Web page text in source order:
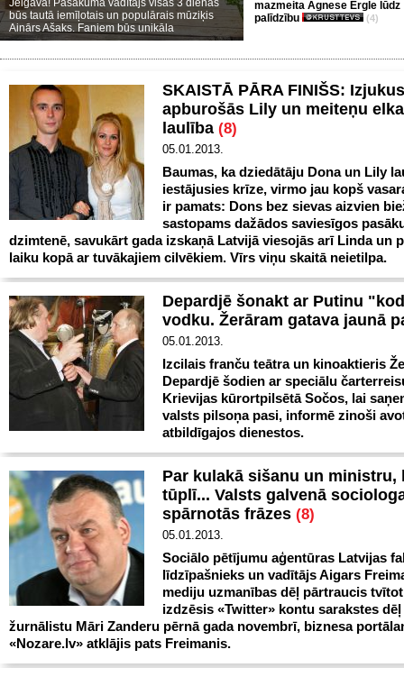
Jelgavā! Pasākuma vadītājs visas 3 dienas
būs tautā iemīļotais un populārais mūziķis
Ainārs Ašaks. Faniem būs unikāla
mazmeita Agnese Ērgle lūdz
palīdzību
(4)
SKAISTĀ PĀRA FINIŠS:
apburošās Lily un meiteņu
laulība (8)
05.01.2013.
Baumas, ka dziedātāju Dona un Lily
iestājusies krīze, virmo jau kopš
ir pamats: Dons bez sievas aizvien
sastopams dažādos saviesīgos
dzimtenē, savukārt gada izskaņā Latvijā viesojās arī Linda un
laiku kopā ar tuvākajiem cilvēkiem. Vīrs viņu skaitā neietilpa.
Depardjē šonakt ar Putinu
vodku. Žerāram gatava jaunā
05.01.2013.
Izcilais franču teātra un kinoaktieris
Depardjē šodien ar speciālu
Krievijas kūrortpilsētā Sočos, lai
valsts pilsoņa pasi, informē zinoši
atbildīgajos dienestos.
Par kulakā sišanu un ministru,
tūplī... Valsts galvenā
spārnotās frāzes (8)
05.01.2013.
Sociālo pētījumu aģentūras Latvijas
līdzīpašnieks un vadītājs Aigars
mediju uzmanības dēļ pārtraucis
izdzēsis «Twitter» kontu sarakstes dēļ
žurnālistu Māri Zanderu pērnā gada novembrī, biznesa
«Nozare.lv» atklājis pats Freimanis.